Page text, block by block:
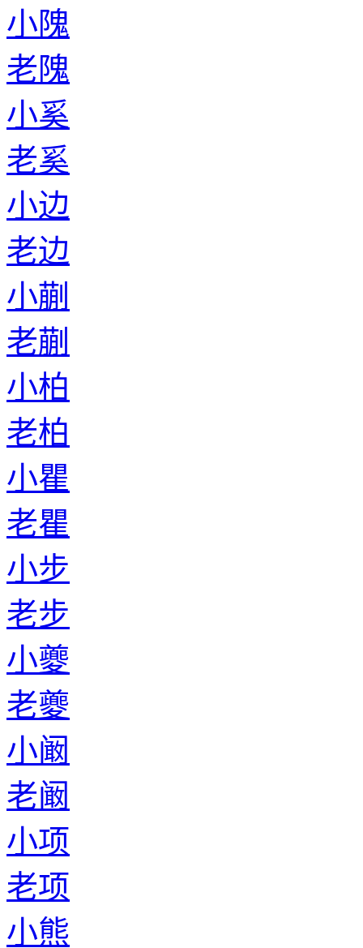
小隗
老隗
小奚
老奚
小边
老边
小蒯
老蒯
小柏
老柏
小瞿
老瞿
小步
老步
小夔
老夔
小阚
老阚
小项
老项
小熊